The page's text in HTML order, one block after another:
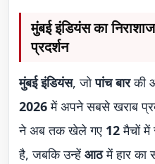
मुंबई इंडियंस का
प्रदर्शन
मुंबई इंडियंस, जोपांच बारकी
2026में अपने सबसे खराब
ने अब तक खेले गए 12मैचों में
है, जबकि उन्हें आठमें हार का